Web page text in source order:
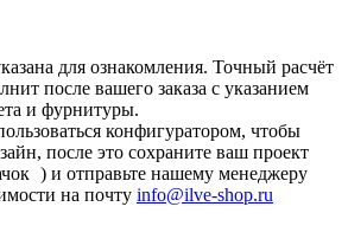
для ознакомления. Точный расчёт
после вашего заказа с указанием
и фурнитуры.
конфигуратором, чтобы
после это сохраните ваш проект
) и отправьте нашему менеджеру
на почту info@ilve-shop.ru